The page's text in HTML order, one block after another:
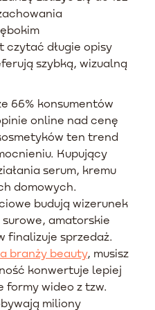
czytać długie opisy
szybką, wizualną
66% konsumentów
online nad cenę
ten trend
Kupujący
serum, kremu
domowych.
budują wizerunek
amatorskie
finalizuje sprzedaż.
branży beauty, musisz
konwertuje lepiej
formy wideo z tzw.
miliony